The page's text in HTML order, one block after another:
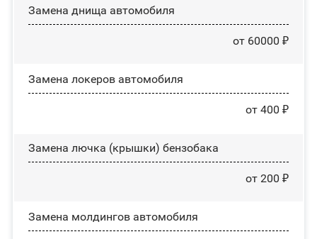
Замена днища автомобиля
от 60000 ₽
Замена лoĸepoв автомобиля
от 400 ₽
Замена лючка (крышки) бензобака
от 200 ₽
Замена молдингов автомобиля